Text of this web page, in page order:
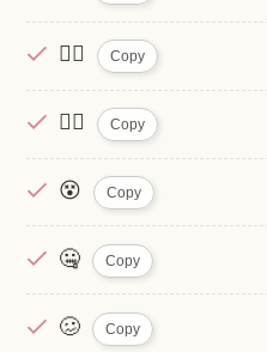
😮‍💨 Copy
😵‍💫 Copy
😵 Copy
🤐 Copy
🥴 Copy